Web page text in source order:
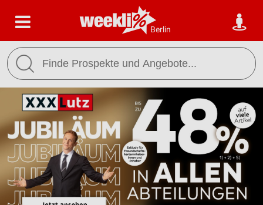
Berlin